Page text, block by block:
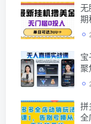
无
期
宝
聚
拼
全